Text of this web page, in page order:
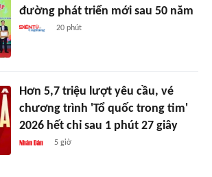
đường phát triển mới sau 50 năm
20 phút
Hơn 5,7 triệu lượt yêu cầu, vé
chương trình 'Tổ quốc trong tim'
2026 hết chỉ sau 1 phút 27 giây
5 giờ